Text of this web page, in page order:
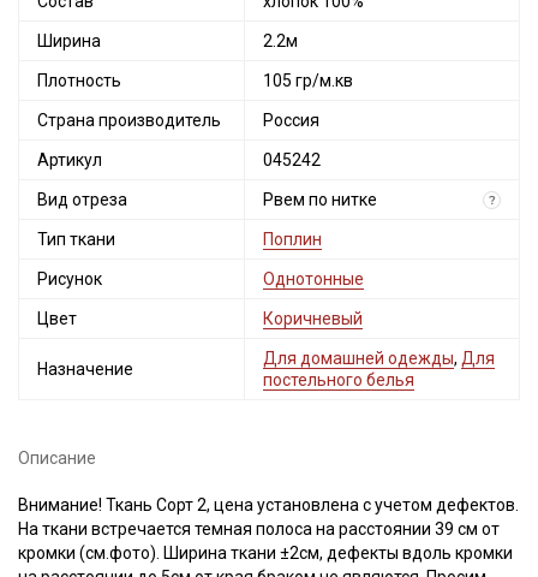
Ширина 2.2м
Плотность 105 гр/м.кв
Страна производитель Россия
Артикул 045242
Вид отреза Рвем по нитке ?
Тип ткани Поплин
Рисунок Однотонные
Цвет Коричневый
Назначение
Для домашней одежды, Для
постельного белья
Описание
Внимание! Ткань Сорт 2, цена установлена с учетом дефектов.
На ткани встречается темная полоса на расстоянии 39 см от
кромки (см.фото). Ширина ткани ±2см, дефекты вдоль кромки